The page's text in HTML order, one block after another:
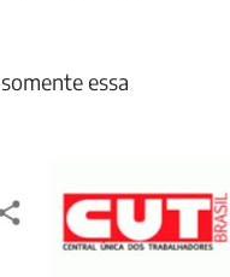
essa